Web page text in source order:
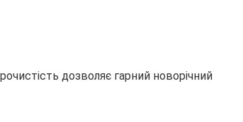
дозволяє гарний новорічний